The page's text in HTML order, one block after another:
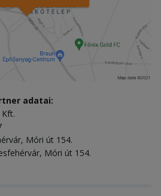
adatai:
Móri út 154.
Móri út 154.